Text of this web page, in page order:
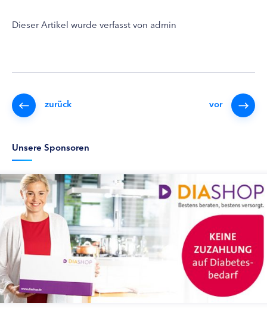
Dieser Artikel wurde verfasst von admin
zurück vor
Unsere Sponsoren